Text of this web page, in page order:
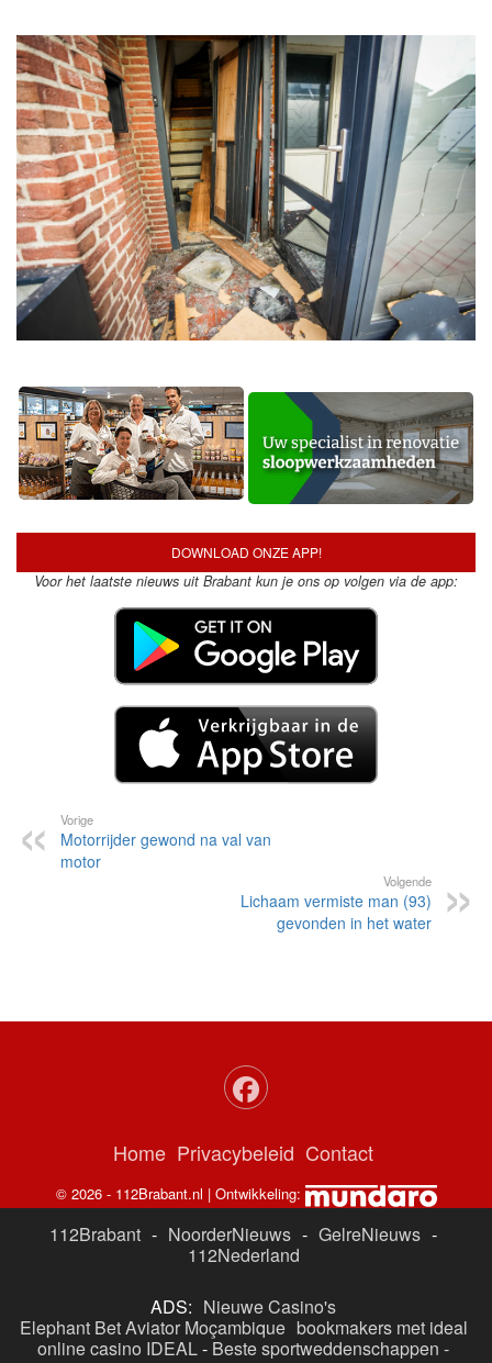
DOWNLOAD ONZE APP!
Voor het laatste nieuws uit Brabant kun je ons op volgen via de app:
Vorige
Motorrijder gewond na val van
motor
Volgende
Lichaam vermiste man (93)
gevonden in het water
Home Privacybeleid Contact
© 2026 - 112Brabant.nl | Ontwikkeling:
112Brabant - NoorderNieuws - GelreNieuws -
112Nederland
ADS: Nieuwe Casino's
Elephant Bet Aviator Moçambique bookmakers met ideal
online casino IDEAL- Beste sportweddenschappen -